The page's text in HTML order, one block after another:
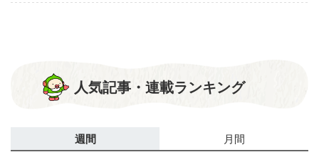
人気記事・連載ランキング
週間 月間